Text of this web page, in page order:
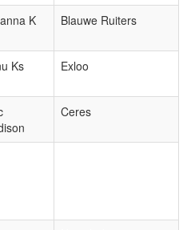
K Blauwe Ruiters
Ks Exloo
Ceres